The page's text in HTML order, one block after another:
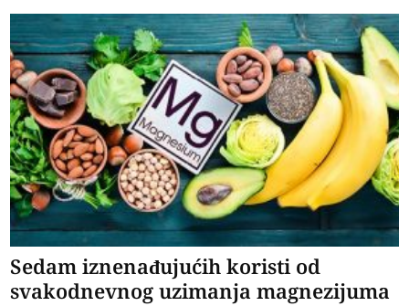
Sedam iznenađujućih koristi od
svakodnevnog uzimanja magnezijuma